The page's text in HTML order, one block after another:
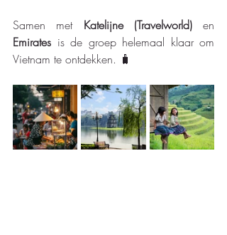
Samen met Katelijne (Travelworld)
Emirates is de groep helemaal klaar om
Vietnam te ontdekken. 🧳